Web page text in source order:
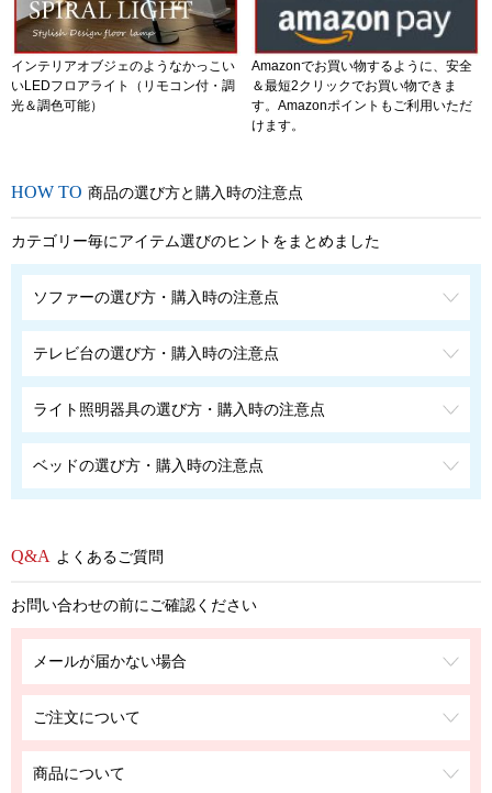
インテリアオブジェのようなかっこい
いLEDフロアライト（リモコン付・調
光＆調色可能）
Amazonでお買い物するように、安全
＆最短2クリックでお買い物できま
す。Amazonポイントもご利用いただ
けます。
商品の選び方と購入時の注意点
カテゴリー毎にアイテム選びのヒントをまとめました
ソファーの選び方・購入時の注意点
テレビ台の選び方・購入時の注意点
ライト照明器具の選び方・購入時の注意点
ベッドの選び方・購入時の注意点
よくあるご質問
お問い合わせの前にご確認ください
メールが届かない場合
ご注文について
商品について